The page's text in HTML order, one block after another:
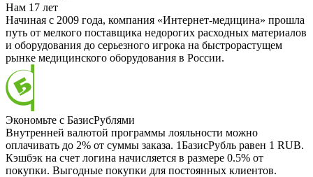
Нам 17 лет
Начиная с 2009 года, компания «Интернет-медицина» прошла
путь от мелкого поставщика недорогих расходных материалов
и оборудования до серьезного игрока на быстрорастущем
рынке медицинского оборудования в России.
Экономьте с БазисРублями
Внутренней валютой программы лояльности можно
оплачивать до 2% от суммы заказа. 1БазисРубль равен 1 RUB.
Кэшбэк на счет логина начисляется в размере 0.5% от
покупки. Выгодные покупки для постоянных клиентов.